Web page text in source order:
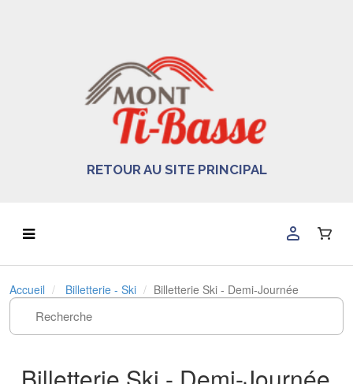
RETOUR AU SITE PRINCIPAL
Accueil Billetterie - Ski Billetterie Ski - Demi-Journée